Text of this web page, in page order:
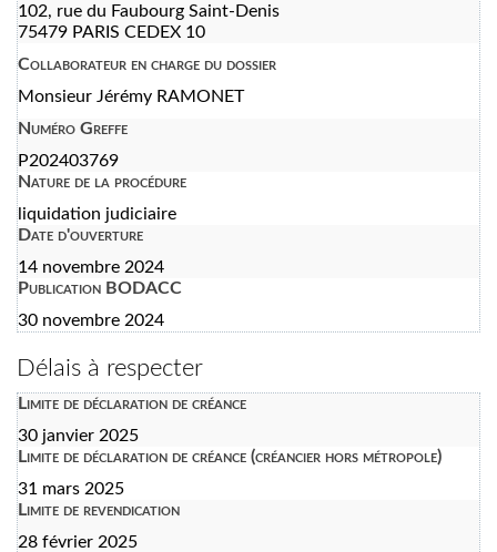
102, rue du Faubourg Saint-Denis
75479 PARIS CEDEX 10
Collaborateur en charge du dossier
Monsieur Jérémy RAMONET
Numéro Greffe
P202403769
Nature de la procédure
liquidation judiciaire
Date d'ouverture
14 novembre 2024
Publication BODACC
30 novembre 2024
Délais à respecter
Limite de déclaration de créance
30 janvier 2025
Limite de déclaration de créance (créancier hors métropole)
31 mars 2025
Limite de revendication
28 février 2025